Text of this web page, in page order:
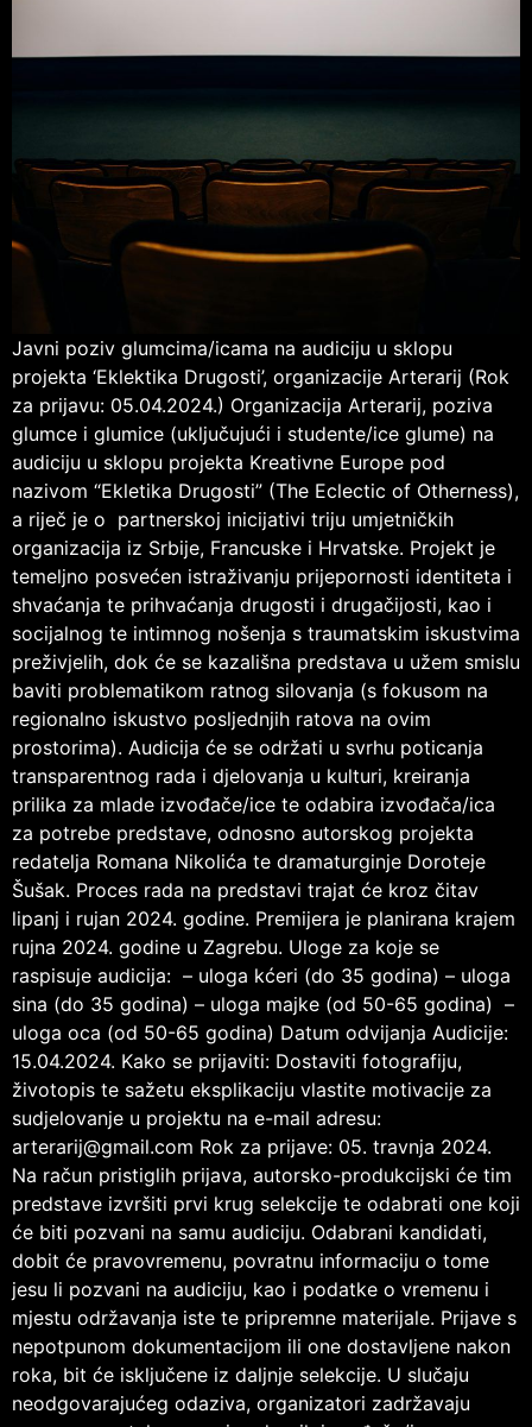
Javni poziv glumcima/icama na audiciju u sklopu
projekta ‘Eklektika Drugosti’, organizacije Arterarij (Rok
za prijavu: 05.04.2024.) Organizacija Arterarij, poziva
glumce i glumice (uključujući i studente/ice glume) na
audiciju u sklopu projekta Kreativne Europe pod
nazivom “Ekletika Drugosti” (The Eclectic of Otherness),
a riječ je o partnerskoj inicijativi triju umjetničkih
organizacija iz Srbije, Francuske i Hrvatske. Projekt je
temeljno posvećen istraživanju prijepornosti identiteta i
shvaćanja te prihvaćanja drugosti i drugačijosti, kao i
socijalnog te intimnog nošenja s traumatskim iskustvima
preživjelih, dok će se kazališna predstava u užem smislu
baviti problematikom ratnog silovanja (s fokusom na
regionalno iskustvo posljednjih ratova na ovim
prostorima). Audicija će se održati u svrhu poticanja
transparentnog rada i djelovanja u kulturi, kreiranja
prilika za mlade izvođače/ice te odabira izvođača/ica
za potrebe predstave, odnosno autorskog projekta
redatelja Romana Nikolića te dramaturginje Doroteje
Šušak. Proces rada na predstavi trajat će kroz čitav
lipanj i rujan 2024. godine. Premijera je planirana krajem
rujna 2024. godine u Zagrebu. Uloge za koje se
raspisuje audicija: – uloga kćeri (do 35 godina) – uloga
sina (do 35 godina) – uloga majke (od 50-65 godina) –
uloga oca (od 50-65 godina) Datum odvijanja Audicije:
15.04.2024. Kako se prijaviti: Dostaviti fotografiju,
životopis te sažetu eksplikaciju vlastite motivacije za
sudjelovanje u projektu na e-mail adresu:
arterarij@gmail.com Rok za prijave: 05. travnja 2024.
Na račun pristiglih prijava, autorsko-produkcijski će tim
predstave izvršiti prvi krug selekcije te odabrati one koji
će biti pozvani na samu audiciju. Odabrani kandidati,
dobit će pravovremenu, povratnu informaciju o tome
jesu li pozvani na audiciju, kao i podatke o vremenu i
mjestu održavanja iste te pripremne materijale. Prijave s
nepotpunom dokumentacijom ili one dostavljene nakon
roka, bit će isključene iz daljnje selekcije. U slučaju
neodgovarajućeg odaziva, organizatori zadržavaju